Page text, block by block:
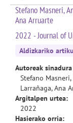
Stefano Masneri,
Ana Arruarte
2022 - Journal of
Aldizkariko
Autoreak
Stefano
Larrañaga, Ana
Argitalpen urtea:
2022
Hasierako orria: